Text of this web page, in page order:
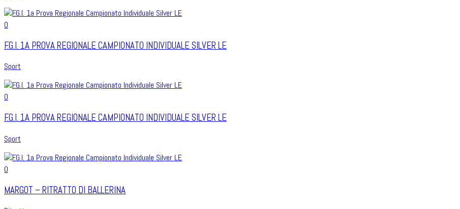
0
F.G.I. 1A PROVA REGIONALE CAMPIONATO INDIVIDUALE SILVER LE
Sport
0
F.G.I. 1A PROVA REGIONALE CAMPIONATO INDIVIDUALE SILVER LE
Sport
0
MARGOT – RITRATTO DI BALLERINA